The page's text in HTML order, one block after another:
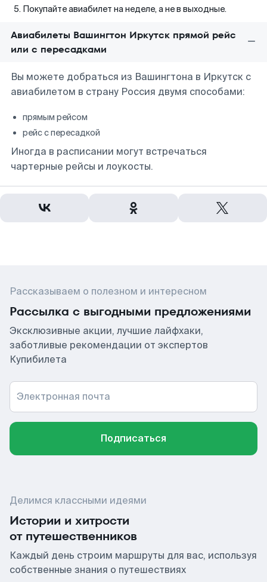
Покупайте авиабилет на неделе, а не в выходные.
Авиабилеты Вашингтон Иркутск прямой рейс
или с пересадками
Вы можете добраться из Вашингтона в Иркутск с
авиабилетом в страну Россия двумя способами:
прямым рейсом
рейс с пересадкой
Иногда в расписании могут встречаться
чартерные рейсы и лоукосты.
Рассказываем о полезном и интересном
Рассылка с выгодными предложениями
Эксклюзивные акции, лучшие лайфхаки,
заботливые рекомендации от экспертов
Купибилета
Электронная почта
Подписаться
Делимся классными идеями
Истории и хитрости
от путешественников
Каждый день строим маршруты для вас, используя
собственные знания о путешествиях